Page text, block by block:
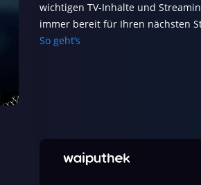
wichtigen TV-Inhalte und
immer bereit für Ihren nächsten
So geht’s